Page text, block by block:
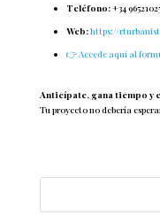
Teléfono:+34
Web:https://
👉 Accede aquí al
Anticípate, gana tiempo y
Tu proyecto no debería